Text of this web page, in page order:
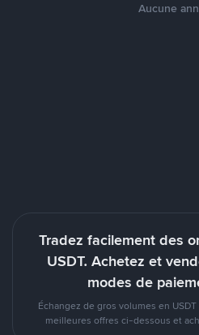
Aucune
Tradez facilement des
USDT. Achetez et
modes de
Échangez de gros volumes en
meilleures offres ci-dessous et